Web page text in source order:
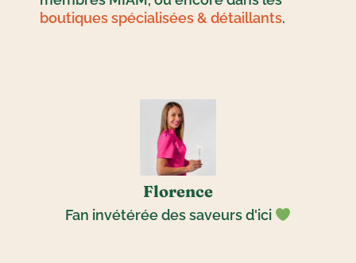
boutiques spécialisées & détaillants.
Florence
Fan invétérée des saveurs d'ici